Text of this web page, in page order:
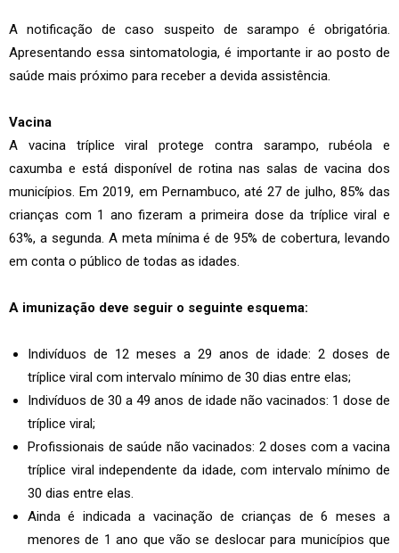
A notificação de caso suspeito de sarampo é obrigatória.
Apresentando essa sintomatologia, é importante ir ao posto de
saúde mais próximo para receber a devida assistência.
Vacina
A vacina tríplice viral protege contra sarampo, rubéola e
caxumba e está disponível de rotina nas salas de vacina dos
municípios. Em 2019, em Pernambuco, até 27 de julho, 85% das
crianças com 1 ano fizeram a primeira dose da tríplice viral e
63%, a segunda. A meta mínima é de 95% de cobertura, levando
em conta o público de todas as idades.
A imunização deve seguir o seguinte esquema:
Indivíduos de 12 meses a 29 anos de idade: 2 doses de
tríplice viral com intervalo mínimo de 30 dias entre elas;
Indivíduos de 30 a 49 anos de idade não vacinados: 1 dose de
tríplice viral;
Profissionais de saúde não vacinados: 2 doses com a vacina
tríplice viral independente da idade, com intervalo mínimo de
30 dias entre elas.
Ainda é indicada a vacinação de crianças de 6 meses a
menores de 1 ano que vão se deslocar para municípios que